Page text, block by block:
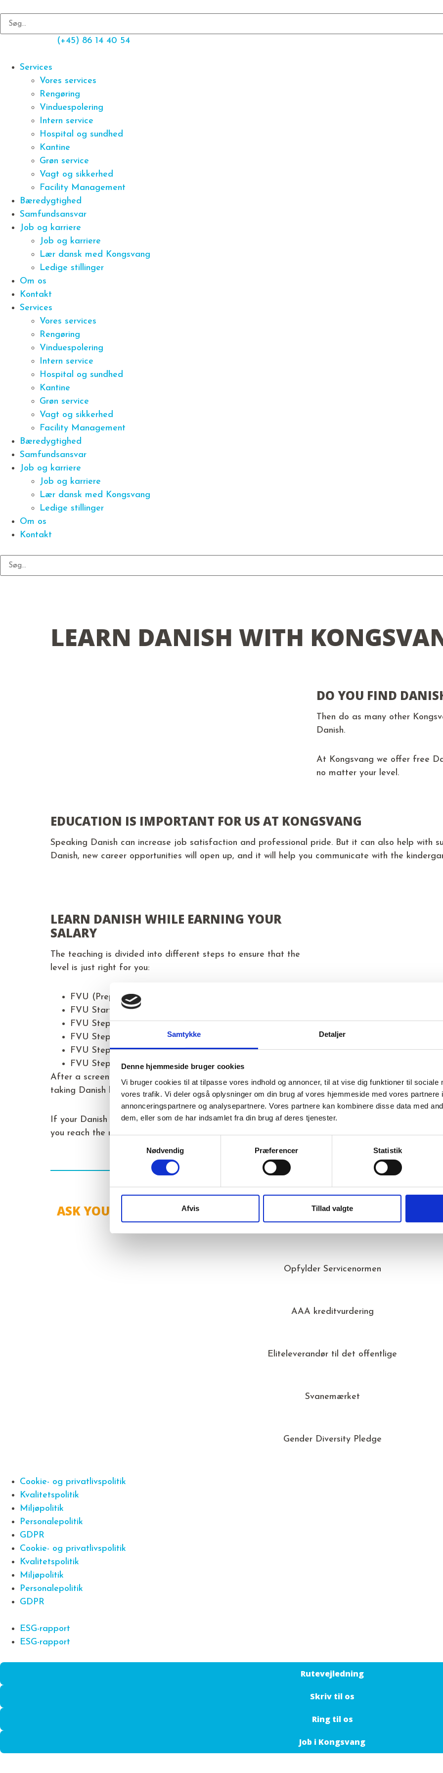
Samtykke Detaljer
Denne hjemmeside bruger cookies
Vi bruger cookies til at tilpasse vores indhold og annoncer, til at vise dig funktioner til sociale
vores trafik. Vi deler også oplysninger om din brug af vores hjemmeside med vores partnere
annonceringspartnere og analysepartnere. Vores partnere kan kombinere disse data med
dem, eller som de har indsamlet fra din brug af deres tjenester.
Nødvendig
Præferencer Statistik
Afvis Tillad valgte
(+45) 86 14 40 54
Services
Vores services
Rengøring
Vinduespolering
Intern service
Hospital og sundhed
Kantine
Grøn service
Vagt og sikkerhed
Facility Management
Bæredygtighed
Samfundsansvar
Job og karriere
Job og karriere
Lær dansk med Kongsvang
Ledige stillinger
Om os
Kontakt
Services
Vores services
Rengøring
Vinduespolering
Intern service
Hospital og sundhed
Kantine
Grøn service
Vagt og sikkerhed
Facility Management
Bæredygtighed
Samfundsansvar
Job og karriere
Job og karriere
Lær dansk med Kongsvang
Ledige stillinger
Om os
Kontakt
LEARN DANISH WITH
DO YOU FIND
Then do as many other
Danish.
At Kongsvang we offer free
no matter your level.
EDUCATION IS IMPORTANT FOR US AT KONGSVANG
Speaking Danish can increase job satisfaction and professional pride. But it can also help with
Danish, new career opportunities will open up, and it will help you communicate with the
LEARN DANISH WHILE EARNING YOUR
SALARY
The teaching is divided into different steps to ensure that the
level is just right for you:
FVU (Prepatory Adult Education) Pre-course
FVU Start
FVU Step 1
FVU Step 2
FVU Step 3
FVU Step 4
After a screening of your level, you will be placed in one of six official levels. No matter your
taking Danish lessons.
If your Danish is not yet at the level to enter the six levels, we offer free lessons in your spare
you reach the necessary level, you can join the official levels and learn Danish while earning your
ASK YOUR MANAGER OR REACH OUT TO HR@KONGSVANG.NET
Opfylder Servicenormen
AAA kreditvurdering
Eliteleverandør til det offentlige
Svanemærket
Gender Diversity Pledge
Cookie- og privatlivspolitik
Kvalitetspolitik
Miljøpolitik
Personalepolitik
GDPR
Cookie- og privatlivspolitik
Kvalitetspolitik
Miljøpolitik
Personalepolitik
GDPR
ESG-rapport
ESG-rapport
Rutevejledning
Skriv til os
Ring til os
Job i Kongsvang